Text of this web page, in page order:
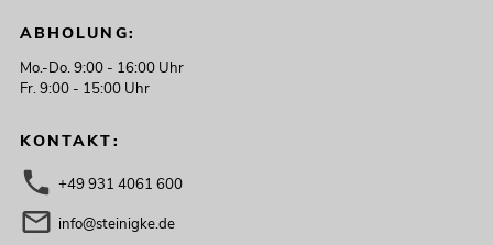
ABHOLUNG:
Mo.-Do. 9:00 - 16:00 Uhr
Fr. 9:00 - 15:00 Uhr
KONTAKT:
+49 931 4061 600
info@steinigke.de